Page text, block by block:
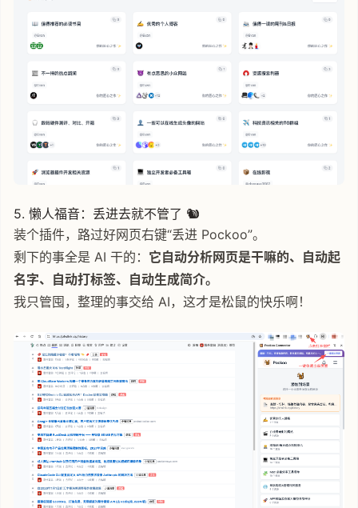
5. 懒人福音：丢进去就不管了 🐿️
装个插件，路过好网页右键“丢进 Pockoo”。
剩下的事全是 AI 干的： 它自动分析网页是干嘛的、自动起
名字、自动打标签、自动生成简介。
我只管囤，整理的事交给 AI，这才是松鼠的快乐啊！